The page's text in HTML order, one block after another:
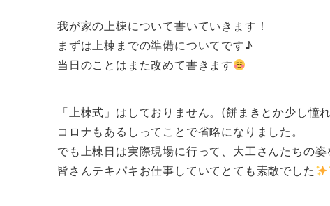
我が家の上棟について書いていきます！
まずは上棟までの準備についてです♪
当日のことはまた改めて書きます
「上棟式」はしておりません。(餅まきとか少し
コロナもあるしってことで省略になりました。
でも上棟日は実際現場に行って、大工さんたちの
皆さんテキパキお仕事していてとても素敵でした